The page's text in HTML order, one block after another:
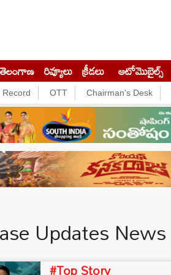
తెలంగాణ రివ్యూలు క్రీడలు ఆటోమొబైల్స్
OTT Chairman's Desk
Updates News
#Top Story